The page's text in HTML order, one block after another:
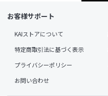
お客様サポート
KAIストアについて
特定商取引法に基づく表示
プライバシーポリシー
お問い合わせ